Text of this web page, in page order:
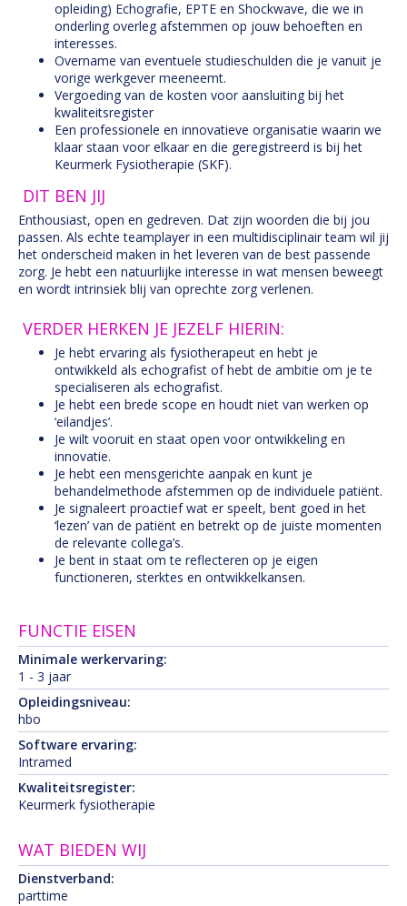
opleiding) Echografie, EPTE en Shockwave, die we in
onderling overleg afstemmen op jouw behoeften en
interesses.
Overname van eventuele studieschulden die je vanuit je
vorige werkgever meeneemt.
Vergoeding van de kosten voor aansluiting bij het
kwaliteitsregister
Een professionele en innovatieve organisatie waarin we
klaar staan voor elkaar en die geregistreerd is bij het
Keurmerk Fysiotherapie (SKF).
DIT BEN JIJ
Enthousiast, open en gedreven. Dat zijn woorden die bij jou
passen. Als echte teamplayer in een multidisciplinair team wil jij
het onderscheid maken in het leveren van de best passende
zorg. Je hebt een natuurlijke interesse in wat mensen beweegt
en wordt intrinsiek blij van oprechte zorg verlenen.
VERDER HERKEN JE JEZELF HIERIN:
Je hebt ervaring als fysiotherapeut en hebt je
ontwikkeld als echografist of hebt de ambitie om je te
specialiseren als echografist.
Je hebt een brede scope en houdt niet van werken op
‘eilandjes’.
Je wilt vooruit en staat open voor ontwikkeling en
innovatie.
Je hebt een mensgerichte aanpak en kunt je
behandelmethode afstemmen op de individuele patiënt.
Je signaleert proactief wat er speelt, bent goed in het
‘lezen’ van de patiënt en betrekt op de juiste momenten
de relevante collega’s.
Je bent in staat om te reflecteren op je eigen
functioneren, sterktes en ontwikkelkansen.
FUNCTIE EISEN
Minimale werkervaring:
1 - 3 jaar
Opleidingsniveau:
hbo
Software ervaring:
Intramed
Kwaliteitsregister:
Keurmerk fysiotherapie
WAT BIEDEN WIJ
Dienstverband:
parttime